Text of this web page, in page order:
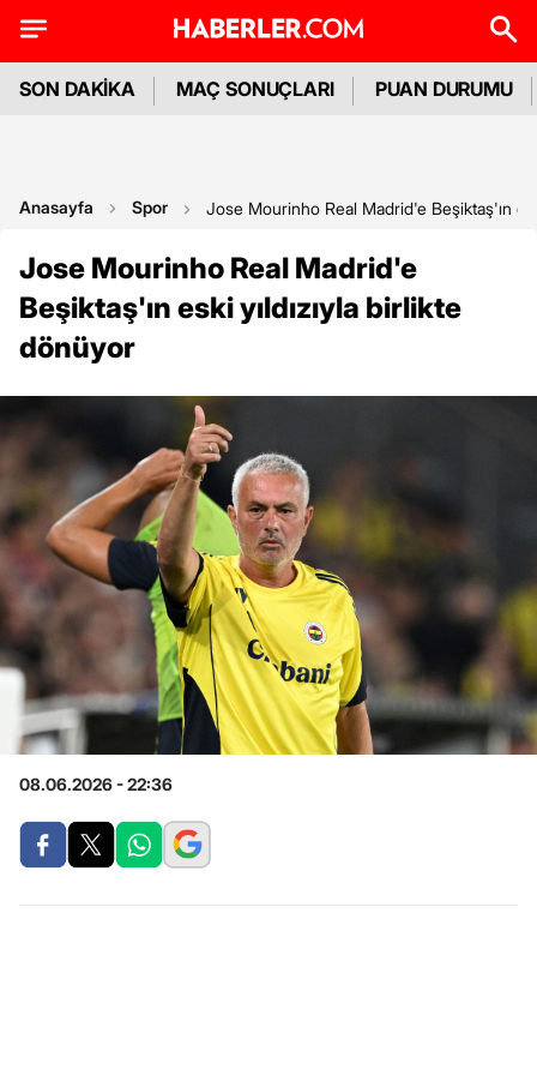
SON DAKİKA MAÇ SONUÇLARI PUAN DURUMU
Anasayfa Spor Jose Mourinho Real Madrid'e Beşiktaş'ın
Jose Mourinho Real Madrid'e
Beşiktaş'ın eski yıldızıyla birlikte
dönüyor
08.06.2026 - 22:36